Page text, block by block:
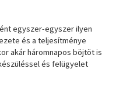
egyszer-egyszer ilyen
és a teljesítménye
akár háromnapos böjtöt is
és felügyelet